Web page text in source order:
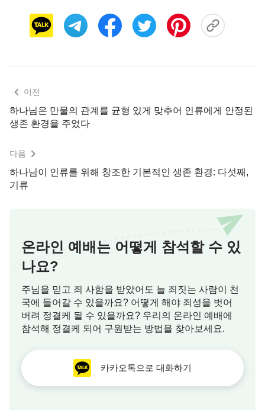
베푼 것으로, 여기에는 다음과 같은 하나님의 뜻이
담겨 있다. 첫째는 이 곡물들이 동서남북의 각기 다
째는 다양한 종류의 곡물 성분과 함량이 체내의 여러
종류의 곡물을 먹어야만 몸에 필요한 각종 영양소와
필수 성분을 유지할 수 있다. 남쪽과 북쪽에서 나는
식량의 종류는 다르지만 몸의 필요를 충족시키고 사
되는 이유는 인체에 필요하기 때문이고, 땅에서 나는
이를 통해 정상적인 생활을 할 수 있게 하기 때문이
다. 이렇게 하나님은 세심한 배려로 사람에게 한두
가지가 아닌 다양한 식량을 베풀어 주었다. 따라서
사람은 밀가루 음식이 먹고 싶을 때는 밀가루 음식을
싶어 한다면 밥을 먹을 수 있다. 쌀도 알맹이가 긴 것,
짧은 것 등 종류가 다양하기 때문에 입맛에 맞는 것
으로 골라 먹을 수 있다. 따라서 골고루 먹는다면 영
이 바로 하나님이 사람에게 식량을 베풀어 준 원래의
취지이다. 사람의 육체에 식량이 없어서는 안 된다.
이전
하나님은 만물의 관계를 균형 있게 맞추어 인류에게 안정된
생존 환경을 주었다
다음
하나님이 인류를 위해 창조한 기본적인 생존 환경: 다섯째,
기류
온라인 예배는 어떻게 참석할 수 있
나요?
주님을 믿고 죄 사함을 받았어도 늘 죄짓는 사람이 천
국에 들어갈 수 있을까요? 어떻게 해야 죄성을 벗어
버려 정결케 될 수 있을까요? 우리의 온라인 예배에
참석해 정결케 되어 구원받는 방법을 찾아보세요.
카카오톡으로 대화하기